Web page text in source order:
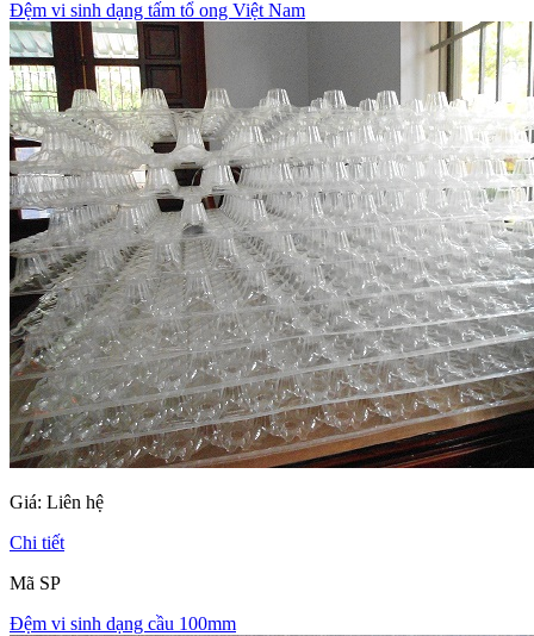
Đệm vi sinh dạng tấm tổ ong Việt Nam
Giá: Liên hệ
Chi tiết
Mã SP
Đệm vi sinh dạng cầu 100mm